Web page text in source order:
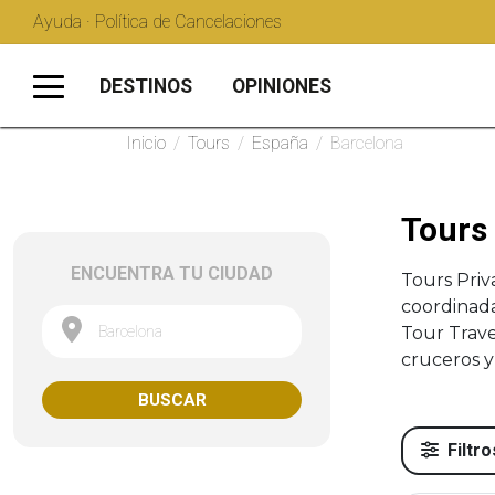
Ayuda · Política de Cancelaciones
DESTINOS OPINIONES
Inicio / Tours / España / Barcelona
ENCUENTRA TU CIUDAD
Barcelona
BUSCAR
Tours
Tour
cruceros